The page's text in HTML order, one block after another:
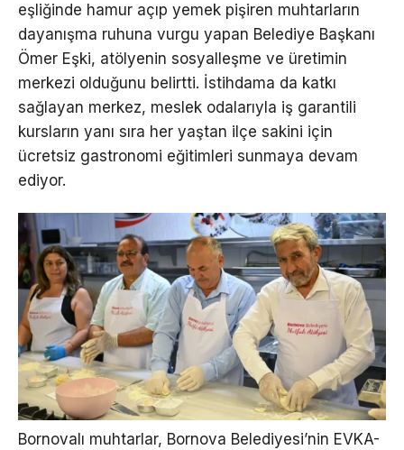
eşliğinde hamur açıp yemek pişiren muhtarların
dayanışma ruhuna vurgu yapan Belediye Başkanı
Ömer Eşki, atölyenin sosyalleşme ve üretimin
merkezi olduğunu belirtti. İstihdama da katkı
sağlayan merkez, meslek odalarıyla iş garantili
kursların yanı sıra her yaştan ilçe sakini için
ücretsiz gastronomi eğitimleri sunmaya devam
ediyor.
Bornovalı muhtarlar, Bornova Belediyesi’nin EVKA-